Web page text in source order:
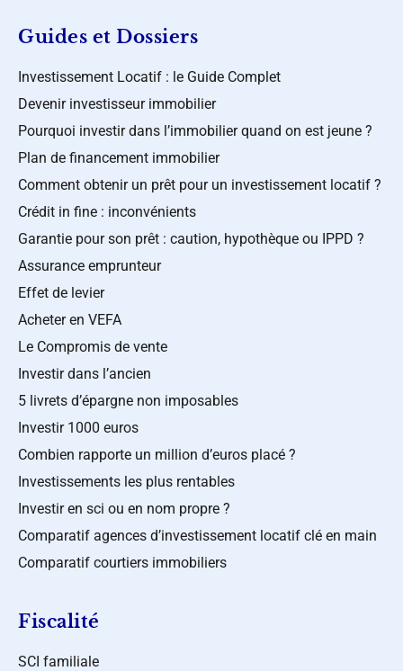
Guides et Dossiers
Investissement Locatif : le Guide Complet
Devenir investisseur immobilier
Pourquoi investir dans l’immobilier quand on est jeune ?
Plan de financement immobilier
Comment obtenir un prêt pour un investissement locatif ?
Crédit in fine : inconvénients
Garantie pour son prêt : caution, hypothèque ou IPPD ?
Assurance emprunteur
Effet de levier
Acheter en VEFA
Le Compromis de vente
Investir dans l’ancien
5 livrets d’épargne non imposables
Investir 1000 euros
Combien rapporte un million d’euros placé ?
Investissements les plus rentables
Investir en sci ou en nom propre ?
Comparatif agences d’investissement locatif clé en main
Comparatif courtiers immobiliers
Fiscalité
SCI familiale